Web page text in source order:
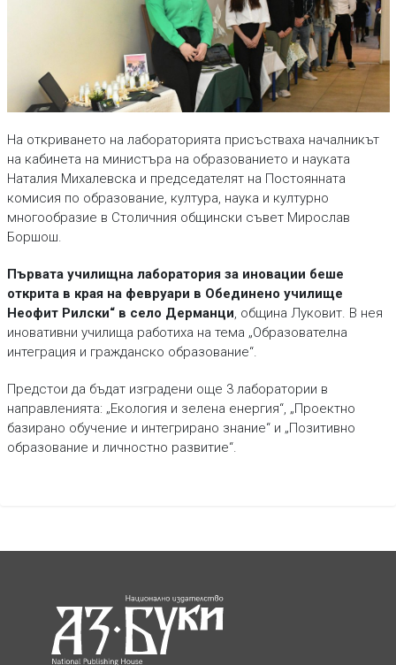
На откриването на лабораторията присъстваха началникът
на кабинета на министъра на образованието и науката
Наталия Михалевска и председателят на Постоянната
комисия по образование, култура, наука и културно
многообразие в Столичния общински съвет Мирослав
Боршош.
Първата училищна лаборатория за иновации беше
открита в края на февруари в Обединено училище
Неофит Рилски“ в село Дерманци, община Луковит. В нея
иновативни училища работиха на тема „Образователна
интеграция и гражданско образование“.
Предстои да бъдат изградени още 3 лаборатории в
направленията: „Екология и зелена енергия“, „Проектно
базирано обучение и интегрирано знание“ и „Позитивно
образование и личностно развитие“.